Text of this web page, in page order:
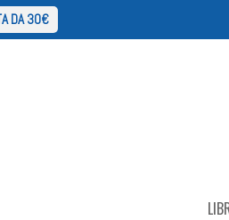
DA 30€